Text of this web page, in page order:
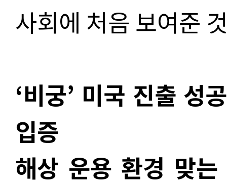
사회에 처음 보여준
‘비궁’ 미국 진출 성
입증
해상 운용 환경 맞